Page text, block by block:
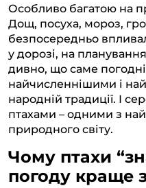
Особливо багатою на
Дощ, посуха, мороз,
безпосередньо
у дорозі, на
дивно, що саме
найчисленнішими і
народній традиції. І
птахами – одними з
природного світу.
Чому птахи
погоду краще